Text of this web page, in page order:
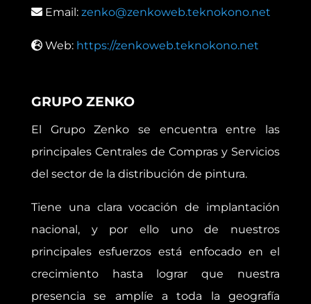
Email: zenko@zenkoweb.teknokono.net
Web: https://zenkoweb.teknokono.net
GRUPO ZENKO
El Grupo Zenko se encuentra entre las
principales Centrales de Compras y Servicios
del sector de la distribución de pintura.
Tiene una clara vocación de implantación
nacional, y por ello uno de nuestros
principales esfuerzos está enfocado en el
crecimiento hasta lograr que nuestra
presencia se amplíe a toda la geografía